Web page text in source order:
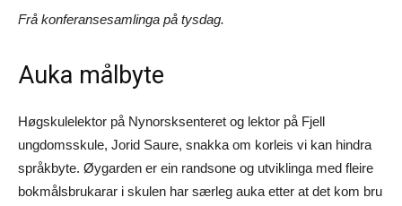
Frå konferansesamlinga på tysdag.
Auka målbyte
Høgskulelektor på Nynorsksenteret og lektor på Fjell
ungdomsskule, Jorid Saure, snakka om korleis vi kan hindra
språkbyte. Øygarden er ein randsone og utviklinga med fleire
bokmålsbrukarar i skulen har særleg auka etter at det kom bru